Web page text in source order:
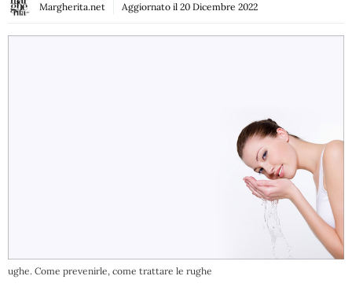
Margherita.net Aggiornato il 20 Dicembre 2022
ughe. Come prevenirle, come trattare le rughe